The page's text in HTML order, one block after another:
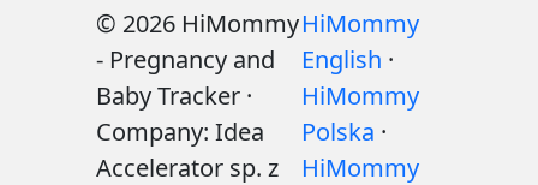
© 2026 HiMommy
- Pregnancy and
Baby Tracker ·
Company: Idea
Accelerator sp. z
HiMommy
English ·
HiMommy
Polska ·
HiMommy